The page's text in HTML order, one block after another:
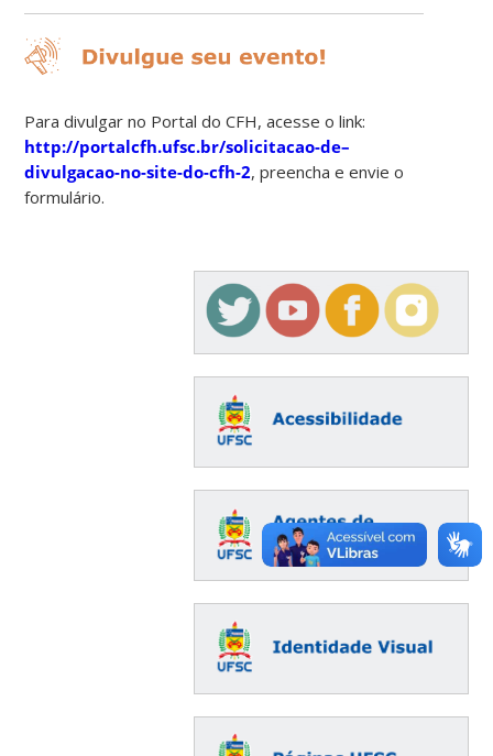
Para divulgar no Portal do CFH, acesse o link:
http://portalcfh.ufsc.br/solicitacao-de–
divulgacao-no-site-do-cfh-2, preencha e envie o
formulário.